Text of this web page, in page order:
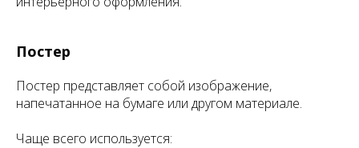
Постер
Постер представляет собой изображение,
напечатанное на бумаге или другом материале.
Чаще всего используется: